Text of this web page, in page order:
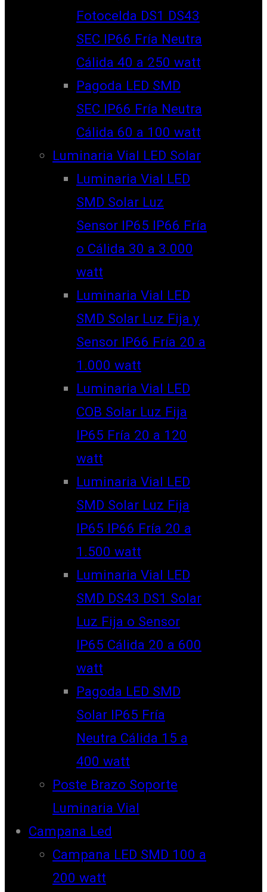
Fotocelda DS1 DS43
SEC IP66 Fría Neutra
Cálida 40 a 250 watt
Pagoda LED SMD
SEC IP66 Fría Neutra
Cálida 60 a 100 watt
Luminaria Vial LED Solar
Luminaria Vial LED
SMD Solar Luz
Sensor IP65 IP66 Fría
o Cálida 30 a 3.000
watt
Luminaria Vial LED
SMD Solar Luz Fija y
Sensor IP66 Fría 20 a
1.000 watt
Luminaria Vial LED
COB Solar Luz Fija
IP65 Fría 20 a 120
watt
Luminaria Vial LED
SMD Solar Luz Fija
IP65 IP66 Fría 20 a
1.500 watt
Luminaria Vial LED
SMD DS43 DS1 Solar
Luz Fija o Sensor
IP65 Cálida 20 a 600
watt
Pagoda LED SMD
Solar IP65 Fría
Neutra Cálida 15 a
400 watt
Poste Brazo Soporte
Luminaria Vial
Campana Led
Campana LED SMD 100 a
200 watt